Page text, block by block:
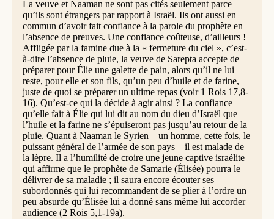
La veuve et Naaman ne sont pas cités seulement parce
qu’ils sont étrangers par rapport à Israël. Ils ont aussi en
commun d’avoir fait confiance à la parole du prophète en
l’absence de preuves. Une confiance coûteuse, d’ailleurs !
Affligée par la famine due à la « fermeture du ciel », c’est-
à-dire l’absence de pluie, la veuve de Sarepta accepte de
préparer pour Élie une galette de pain, alors qu’il ne lui
reste, pour elle et son fils, qu’un peu d’huile et de farine,
juste de quoi se préparer un ultime repas (voir 1 Rois 17,8-
16). Qu’est-ce qui la décide à agir ainsi ? La confiance
qu’elle fait à Élie qui lui dit au nom du dieu d’Israël que
l’huile et la farine ne s’épuiseront pas jusqu’au retour de la
pluie. Quant à Naaman le Syrien – un homme, cette fois, le
puissant général de l’armée de son pays – il est malade de
la lèpre. Il a l’humilité de croire une jeune captive israélite
qui affirme que le prophète de Samarie (Élisée) pourra le
délivrer de sa maladie ; il saura encore écouter ses
subordonnés qui lui recommandent de se plier à l’ordre un
peu absurde qu’Élisée lui a donné sans même lui accorder
audience (2 Rois 5,1-19a).